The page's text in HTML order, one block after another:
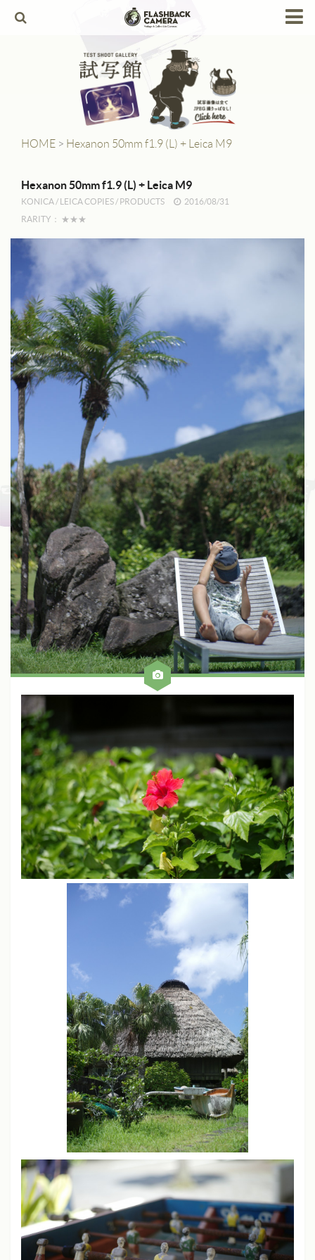
JPEG撮りっぱなし
Leica Copies
Berthiot
Dallmeyer
Fuji
Kinoptik
Konica
Meyer
Nikon
Schneider
Voigtlander
Zeiss
Zunow
Other
ALL
HOME > Hexanon 50mm f1.9 (L) + Leica M9
Hexanon 50mm f1.9 (L) + Leica M9
KONICA / LEICA COPIES / PRODUCTS
2016/08/31
RARITY：
★★★